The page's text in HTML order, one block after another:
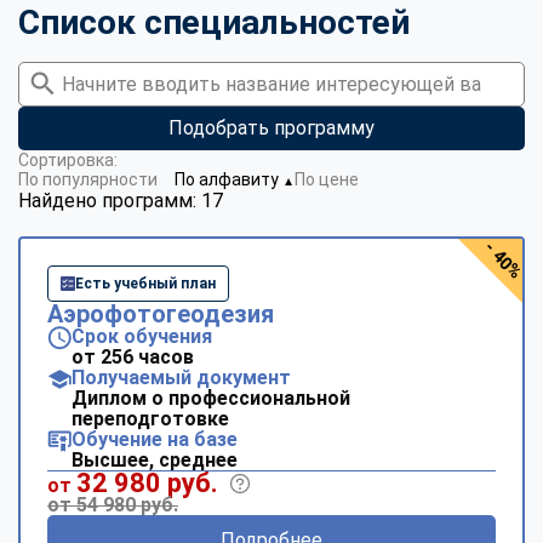
Список специальностей
Подобрать программу
Найдено программ: 17
Сортировка:
По популярности
По алфавиту ▼ По цене
Есть учебный план
Аэрофотогеодезия
Срок обучения
от 256 часов
Получаемый документ
Диплом о профессиональной
переподготовке
Обучение на базе
Высшее, среднее
от 32 980 руб.
от 54 980 руб.
- 40%